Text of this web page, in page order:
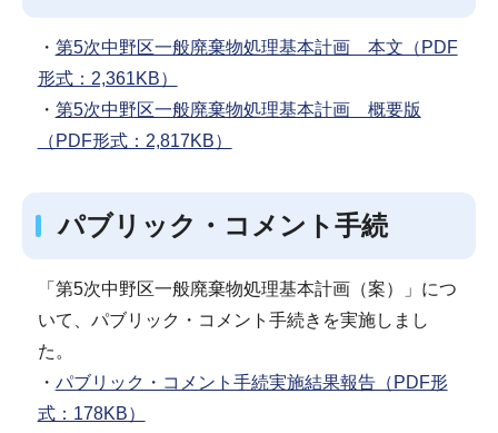
・ 第5次中野区一般廃棄物処理基本計画 本文（PDF
形式：2,361KB）
・ 第5次中野区一般廃棄物処理基本計画 概要版
（PDF形式：2,817KB）
パブリック・コメント手続
「第5次中野区一般廃棄物処理基本計画（案）」につ
いて、パブリック・コメント手続きを実施しまし
た。
・ パブリック・コメント手続実施結果報告（PDF形
式：178KB）